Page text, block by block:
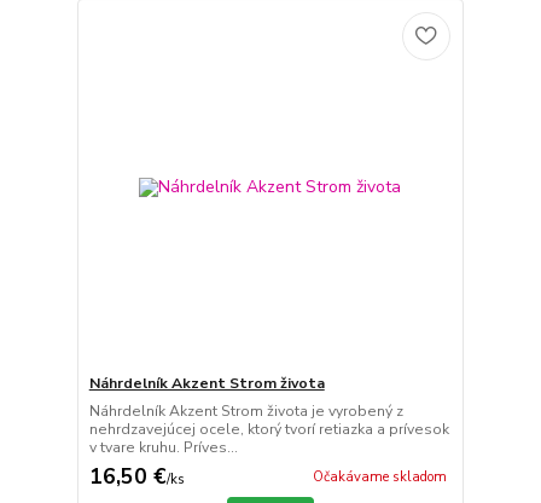
Náhrdelník Akzent Strom života
Náhrdelník Akzent Strom života je vyrobený z
nehrdzavejúcej ocele, ktorý tvorí retiazka a prívesok
v tvare kruhu. Príves...
16,50 €/ks Očakávame skladom